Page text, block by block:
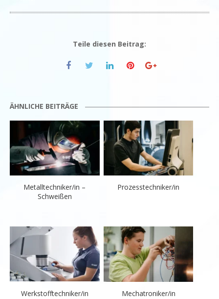
Teile diesen Beitrag:
ÄHNLICHE BEITRÄGE
Metalltechniker/in –
Schweißen
Prozesstechniker/in
Werkstofftechniker/in Mechatroniker/in